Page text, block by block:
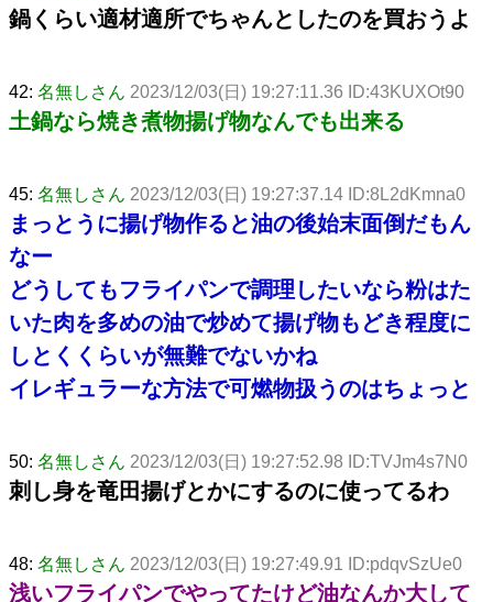
鍋くらい適材適所でちゃんとしたのを買おうよ
42: 名無しさん 2023/12/03(日) 19:27:11.36 ID:43KUXOt90
土鍋なら焼き煮物揚げ物なんでも出来る
45: 名無しさん 2023/12/03(日) 19:27:37.14 ID:8L2dKmna0
まっとうに揚げ物作ると油の後始末面倒だもん
なー
どうしてもフライパンで調理したいなら粉はた
いた肉を多めの油で炒めて揚げ物もどき程度に
しとくくらいが無難でないかね
イレギュラーな方法で可燃物扱うのはちょっと
50: 名無しさん 2023/12/03(日) 19:27:52.98 ID:TVJm4s7N0
刺し身を竜田揚げとかにするのに使ってるわ
48: 名無しさん 2023/12/03(日) 19:27:49.91 ID:pdqvSzUe0
浅いフライパンでやってたけど油なんか大して